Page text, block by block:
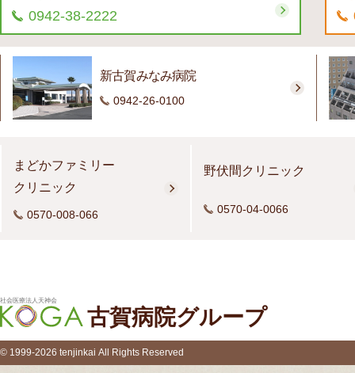
0942-38-2222
新古賀みなみ病院
0942-26-0100
まどかファミリー
クリニック
0570-008-066
野伏間クリニック
0570-04-0066
社会医療法人天神会
古賀病院グループ
© 1999-2026 tenjinkai All Rights Reserved